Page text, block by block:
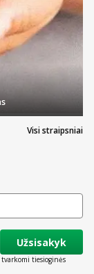
Visi straipsniai
Užsisakyk
tiesioginės